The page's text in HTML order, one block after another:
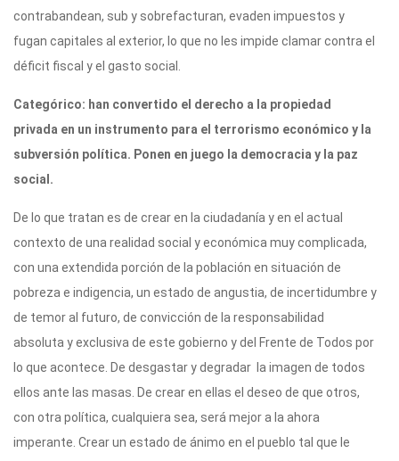
contrabandean, sub y sobrefacturan, evaden impuestos y
fugan capitales al exterior, lo que no les impide clamar contra el
déficit fiscal y el gasto social.
Categórico: han convertido el derecho a la propiedad
privada en un instrumento para el terrorismo económico y la
subversión política. Ponen en juego la democracia y la paz
social.
De lo que tratan es de crear en la ciudadanía y en el actual
contexto de una realidad social y económica muy complicada,
con una extendida porción de la población en situación de
pobreza e indigencia, un estado de angustia, de incertidumbre y
de temor al futuro, de convicción de la responsabilidad
absoluta y exclusiva de este gobierno y del Frente de Todos por
lo que acontece. De desgastar y degradar la imagen de todos
ellos ante las masas. De crear en ellas el deseo de que otros,
con otra política, cualquiera sea, será mejor a la ahora
imperante. Crear un estado de ánimo en el pueblo tal que le